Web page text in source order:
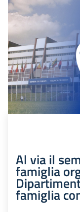
Al via il
famiglia
famiglia